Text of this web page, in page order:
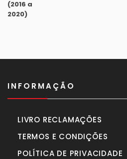
INFORMAÇÃO
LIVRO RECLAMAÇÕES
TERMOS E CONDIÇÕES
POLÍTICA DE PRIVACIDADE